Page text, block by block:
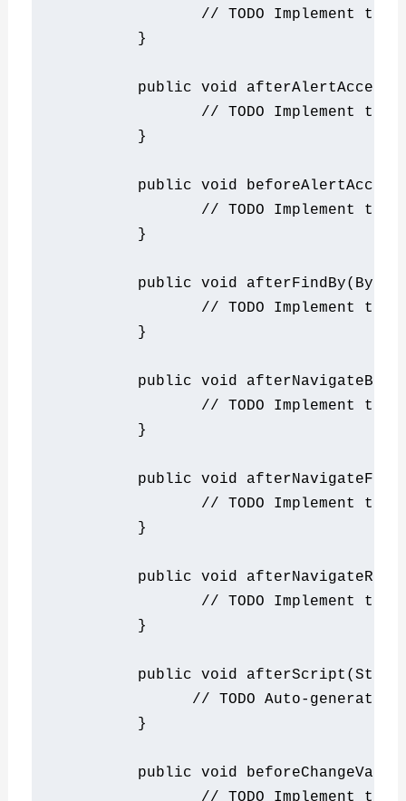
// TODO Implement this
}
public void afterAlertAccept
// TODO Implement this
}
public void beforeAlertAccept
// TODO Implement this
}
public void afterFindBy( By
// TODO Implement this
}
public void afterNavigateBack
// TODO Implement this
}
public void
// TODO Implement this
}
public void
// TODO Implement this
}
public void afterScript (
// TODO Auto-generated
}
public void
// TODO Implement this